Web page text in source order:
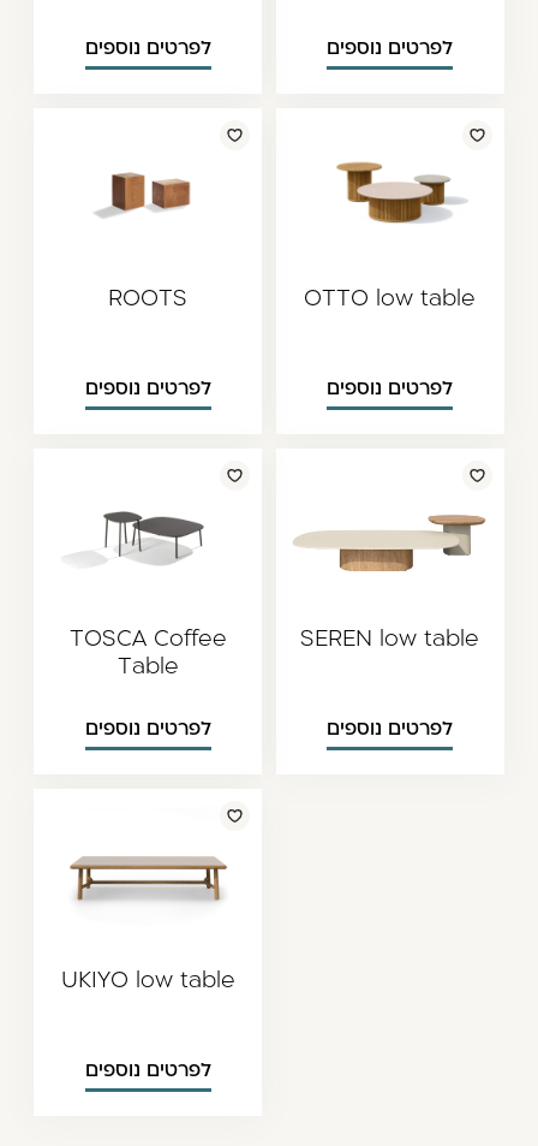
לפרטים נוספים לפרטים נוספים
OTTO low table
לפרטים נוספים
ROOTS
לפרטים נוספים
SEREN low table
לפרטים נוספים
TOSCA Coffee
Table
לפרטים נוספים
UKIYO low table
לפרטים נוספים